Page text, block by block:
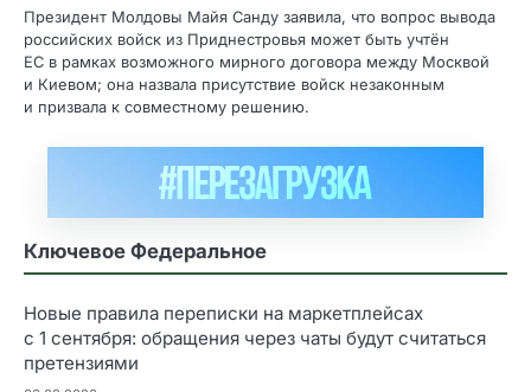
Президент Молдовы Майя Санду заявила, что вопрос вывода
российских войск из Приднестровья может быть учтён
ЕС в рамках возможного мирного договора между Москвой
и Киевом; она назвала присутствие войск незаконным
и призвала к совместному решению.
Ключевое Федеральное
Новые правила переписки на маркетплейсах
с 1 сентября: обращения через чаты будут считаться
претензиями